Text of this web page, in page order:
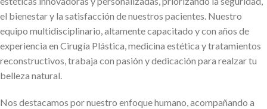
el bienestar y la satisfacción de nuestros pacientes. Nuestro
equipo multidisciplinario, altamente capacitado y con años de
experiencia en Cirugía Plástica, medicina estética y tratamientos
reconstructivos, trabaja con pasión y dedicación para realzar tu
belleza natural.
Nos destacamos por nuestro enfoque humano, acompañando a